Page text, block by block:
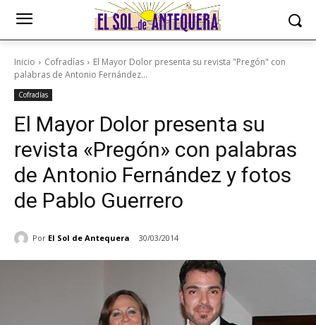
Inicio Cofradías
El Mayor Dolor presenta su revista "Pregón" con
palabras de Antonio Fernández...
Cofradías
El Mayor Dolor presenta su
revista «Pregón» con palabras
de Antonio Fernández y fotos
de Pablo Guerrero
Por El Sol de Antequera 30/03/2014